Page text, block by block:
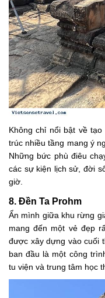
Không chỉ nổi bật về
trúc nhiều tầng mang ý
Những bức phù điêu
các sự kiện lịch sử, đời
giờ.
8. Đền Ta Prohm
Ẩn mình giữa khu rừng
mang đến một vẻ đẹp
được xây dựng vào cuối
ban đầu là một công
tu viện và trung tâm học